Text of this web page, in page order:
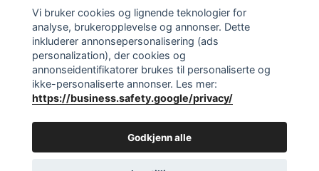
Sosiale medier
© 2026 EAasnes AS
Vi bruker cookies og lignende teknologier for
analyse, brukeropplevelse og annonser. Dette
inkluderer annonsepersonalisering (ads
personalization), der cookies og
annonseidentifikatorer brukes til personaliserte og
ikke-personaliserte annonser. Les mer:
https://business.safety.google/privacy/
Godkjenn alle